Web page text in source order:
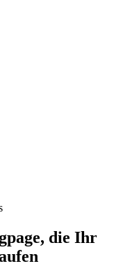
die Ihr